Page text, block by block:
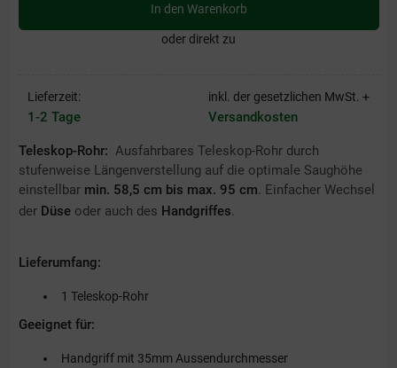
In den Warenkorb
oder direkt zu
Lieferzeit:
1-2 Tage
inkl. der gesetzlichen MwSt. +
Versandkosten
Teleskop-Rohr: Ausfahrbares Teleskop-Rohr durch
stufenweise Längenverstellung auf die optimale Saughöhe
einstellbar min. 58,5 cm bis max. 95 cm. Einfacher Wechsel
der Düseoder auch des Handgriffes.
Lieferumfang:
1 Teleskop-Rohr
Geeignet für:
Handgriff mit 35mm Aussendurchmesser